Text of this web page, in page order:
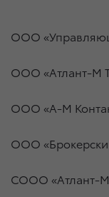
ООО
ООО «Атлант-М
ООО «А-М
ООО
СООО «Атлант-М